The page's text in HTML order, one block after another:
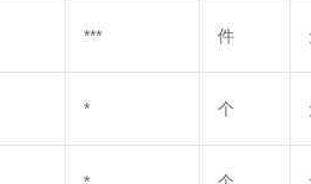
*** 件
* 个